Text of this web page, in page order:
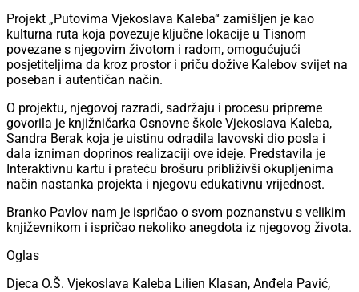
Projekt „Putovima Vjekoslava Kaleba“ zamišljen je kao
kulturna ruta koja povezuje ključne lokacije u Tisnom
povezane s njegovim životom i radom, omogućujući
posjetiteljima da kroz prostor i priču dožive Kalebov svijet na
poseban i autentičan način.
O projektu, njegovoj razradi, sadržaju i procesu pripreme
govorila je knjižničarka Osnovne škole Vjekoslava Kaleba,
Sandra Berak koja je uistinu odradila lavovski dio posla i
dala izniman doprinos realizaciji ove ideje. Predstavila je
Interaktivnu kartu i prateću brošuru približivši okupljenima
način nastanka projekta i njegovu edukativnu vrijednost.
Branko Pavlov nam je ispričao o svom poznanstvu s velikim
književnikom i ispričao nekoliko anegdota iz njegovog života.
Oglas
Djeca O.Š. Vjekoslava Kaleba Lilien Klasan, Anđela Pavić,